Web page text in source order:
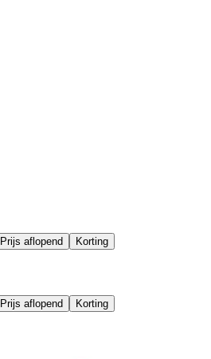
Prijs aflopend Korting
Prijs aflopend Korting